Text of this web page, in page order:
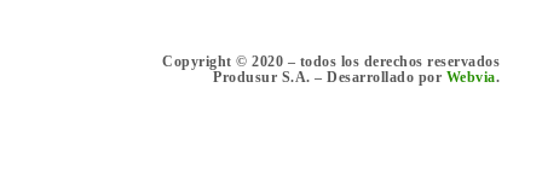
Copyright © 2020 – todos los derechos reservados
Produsur S.A. – Desarrollado por Webvia.